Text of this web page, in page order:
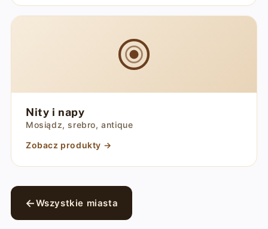
Nity i napy
Mosiądz, srebro, antique
Zobacz produkty →
Wszystkie miasta